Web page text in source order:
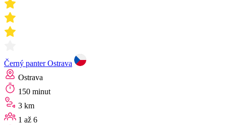
Černý panter Ostrava
Ostrava
150 minut
3 km
1 až 6